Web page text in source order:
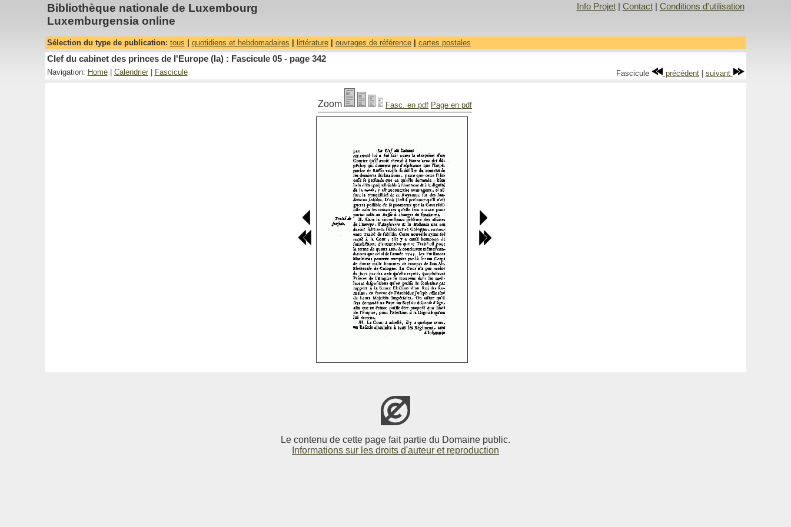
Bibliothèque nationale de Luxembourg
Luxemburgensia online
Info Projet| Contact| Conditions d'utilisation
Sélection du type de publication: tous quotidiens et hebdomadaires littérature| ouvrages de référence| cartes postales
Clef du cabinet des princes de l'Europe (la) : Fascicule 05 - page 342
Navigation: Home| Calendrier| Fascicule Fascicule précédent| suivant
Zoom Fasc. en pdf Page en pdf
Le contenu de cette page fait partie du Domaine public.
Informations sur les droits d'auteur et reproduction